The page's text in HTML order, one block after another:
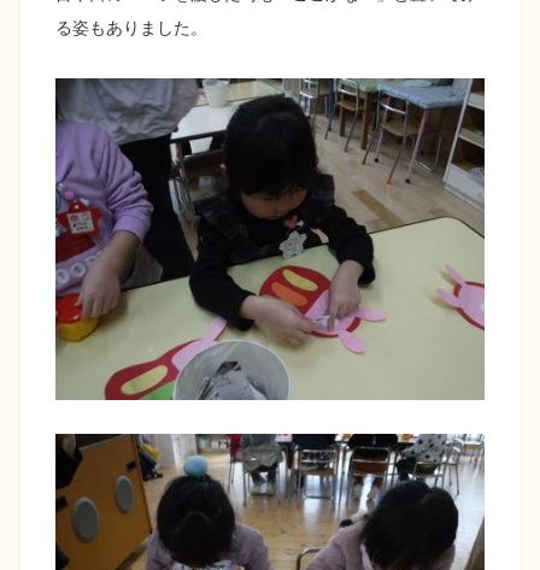
る姿もありました。